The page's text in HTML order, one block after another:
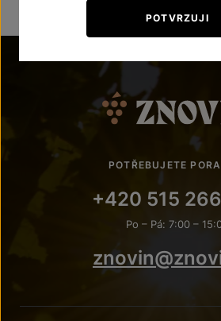
POTŘEBUJETE
+420 515
Po – Pá: 7:00 –
POTVRZUJI